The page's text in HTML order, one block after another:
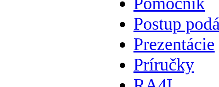
Postup
Prezentácie
Príručky